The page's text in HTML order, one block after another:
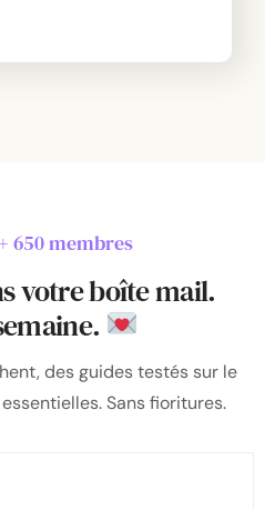
650 membres
votre boîte mail.
des guides testés sur le
Sans fioritures.